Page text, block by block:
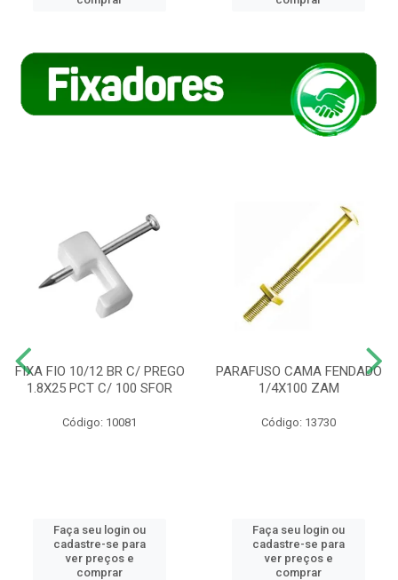
FIXA FIO 10/12 BR C/ PREGO
1.8X25 PCT C/ 100 SFOR
Código: 10081
Faça seu login ou
cadastre-se para
ver preços e
comprar
PARAFUSO CAMA FENDADO
1/4X100 ZAM
Código: 13730
Faça seu login ou
cadastre-se para
ver preços e
comprar